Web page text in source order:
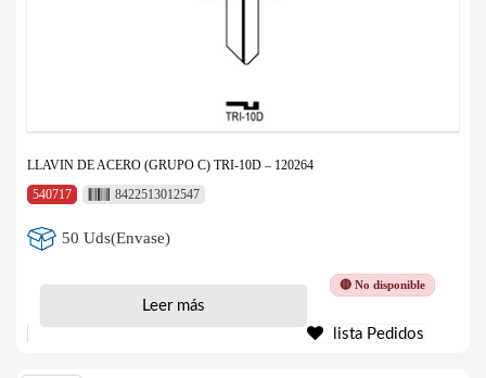
LLAVIN DE ACERO (GRUPO C) TRI-10D – 120264
540717
8422513012547
50 Uds(Envase)
🔴 No disponible
Leer más
lista Pedidos